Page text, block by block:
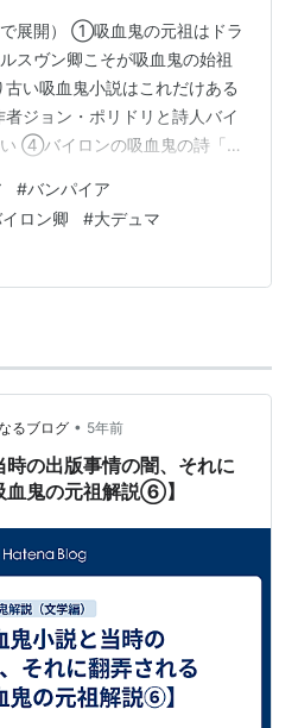
展開） ①吸血鬼の元祖はドラ
スヴン卿こそが吸血鬼の始祖
い吸血鬼小説はこれだけある
ジョン・ポリドリと詩人バイ
④バイロンの吸血鬼の詩「異
一夜「ディオダティ荘の怪奇
と当時の出版事情の闇、それ
記事 ⑧日本に喧嘩を売った
ペラ ヨーロッパ中で人気とな
吸血鬼」…
#バンパイア
ロン卿 #大デュマ
るブログ • 5年前
の出版事情の闇、それに
血鬼の元祖解説⑥】